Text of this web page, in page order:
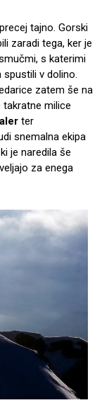
tajno. Gorski
zaradi tega, ker je
s katerimi
v dolino.
zatem še na
takratne milice
ter
snemalna ekipa
je naredila še
za enega